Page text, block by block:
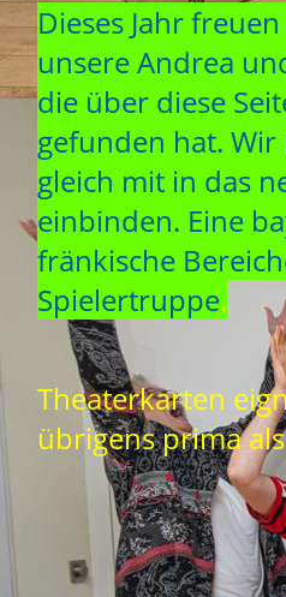
Dieses Jahr
unsere Andrea
die über diese
gefunden hat.
gleich mit in das
einbinden. Eine
fränkische
Spielertruppe.
Theaterkarten
übrigens prima